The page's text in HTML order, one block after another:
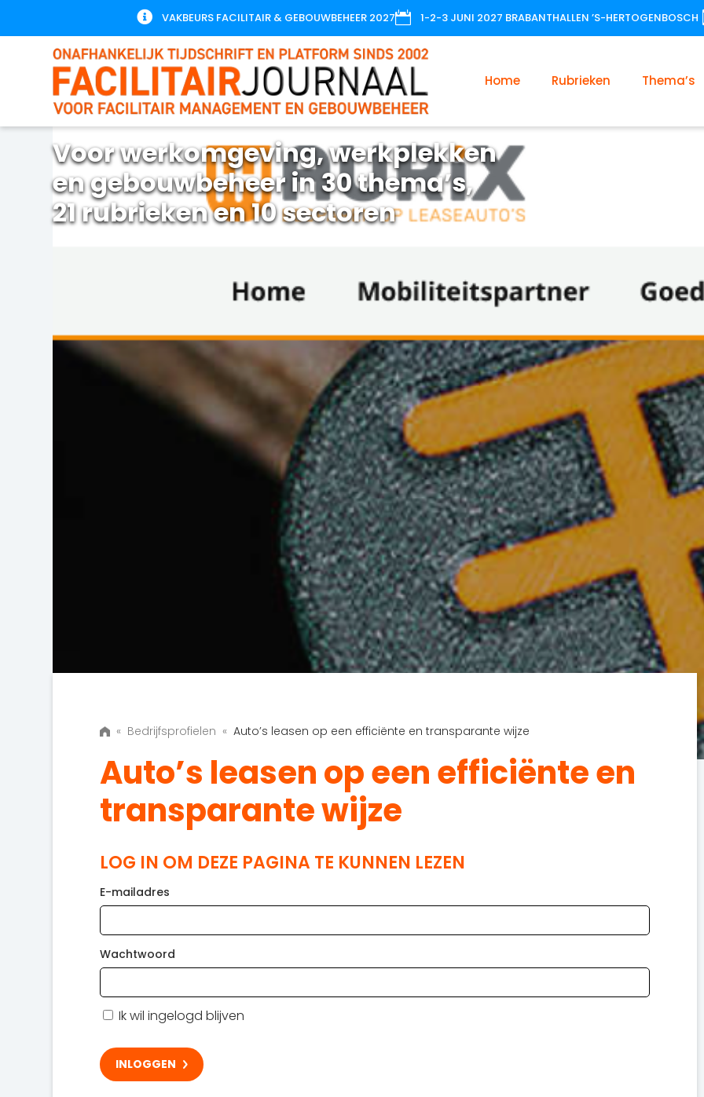
 VAKBEURS FACILITAIR & GEBOUWBEHEER 2027 1-2-3 JUNI 2027 BRABANTHALLEN ’S-HERTOGENBOSCH
Home Rubrieken Thema’s
Voor werkomgeving, werkplekken
en gebouwbeheer in 30 thema’s,
21 rubrieken en 10 sectoren
« Bedrijfsprofielen «Auto’s leasen op een efficiënte en transparante wijze
Auto’s leasen op een efficiënte en
transparante wijze
LOG IN OM DEZE PAGINA TE KUNNEN LEZEN
E-mailadres
Wachtwoord
Ik wil ingelogd blijven